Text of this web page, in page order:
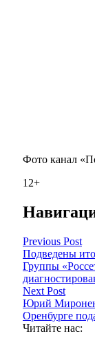
Фото канал
12+
Previous Post
Подведены
Группы
Next Post
Юрий
Оренбурге
Читайте нас: